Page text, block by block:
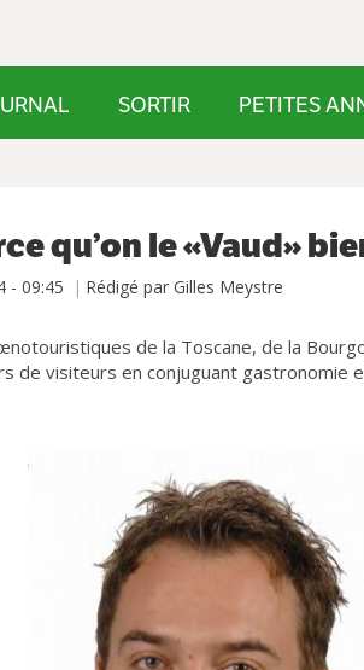
SORTIR PETITES
qu’on le «Vaud»
- 09:45 Rédigé par Gilles Meystre
de la Toscane, de la
de visiteurs en conjuguant gastronomie